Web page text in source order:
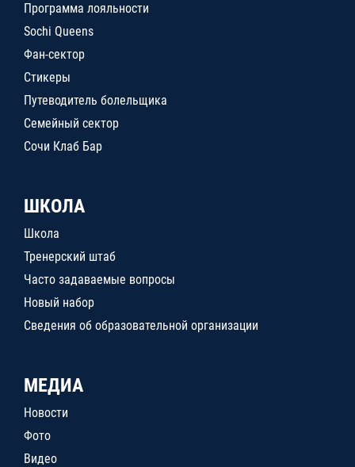
Программа лояльности
Sochi Queens
Фан-сектор
Стикеры
Путеводитель болельщика
Семейный сектор
Сочи Клаб Бар
ШКОЛА
Школа
Тренерский штаб
Часто задаваемые вопросы
Новый набор
Сведения об образовательной организации
МЕДИА
Новости
Фото
Видео